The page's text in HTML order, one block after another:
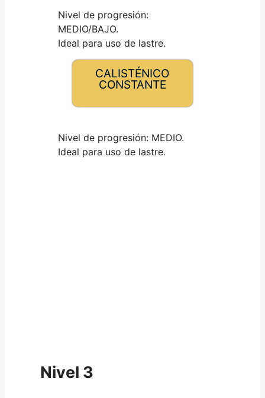
Nivel de progresión:
MEDIO/BAJO.
Ideal para uso de lastre.
CALISTÉNICO
CONSTANTE
Nivel de progresión: MEDIO.
Ideal para uso de lastre.
Nivel 3